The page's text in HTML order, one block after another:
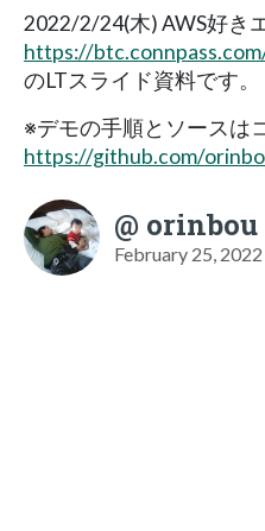
2022/2/24(木) AWS好き
https://
のLTスライド資料です。
※デモの手順とソースは
https://github.com/
@ orinbou
February 25, 2022